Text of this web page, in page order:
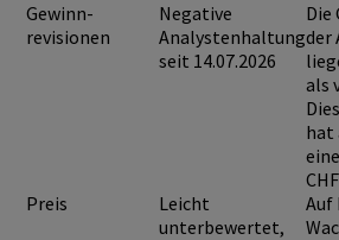
Gewinn-
revisionen
Negative
Analystenhaltung
seit 14.07.2026
Die
der
als
hat
CHF
Preis
Leicht
unterbewertet,
Auf